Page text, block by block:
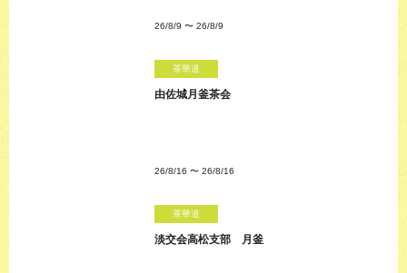
26/8/9 〜 26/8/9
茶華道
由佐城月釜茶会
26/8/16 〜 26/8/16
茶華道
淡交会高松支部 月釜